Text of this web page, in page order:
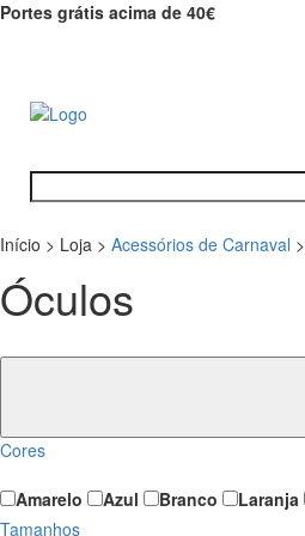
Portes grátis acima de 40€
Início > Loja > Acessórios de Carnaval >
Óculos
Cores
Amarelo Azul Branco Laranja
Tamanhos